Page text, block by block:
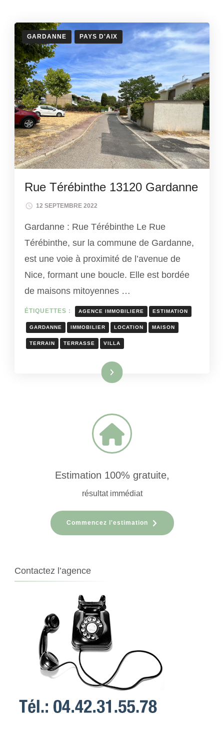
GARDANNE PAYS D'AIX
Rue Térébinthe 13120 Gardanne
12 SEPTEMBRE 2022
Gardanne : Rue Térébinthe Le Rue
Térébinthe, sur la commune de Gardanne,
est une voie à proximité de l’avenue de
Nice, formant une boucle. Elle est bordée
de maisons mitoyennes …
ÉTIQUETTES : AGENCE IMMOBILIERE ESTIMATION
GARDANNE IMMOBILIER LOCATION MAISON
TERRAIN TERRASSE VILLA
Lire la suite
Estimation 100% gratuite,
résultat immédiat
Commencez l'estimation
Contactez l’agence